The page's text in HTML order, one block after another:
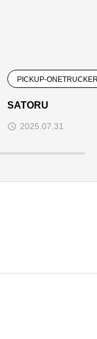
PICKUP-
SATORU
2025.07.31